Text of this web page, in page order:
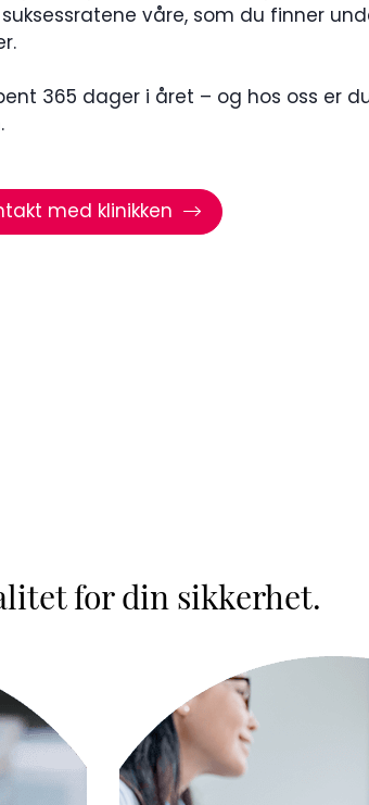
våre, som du finner
365 dager i året – og hos oss er
med klinikken
for din sikkerhet.